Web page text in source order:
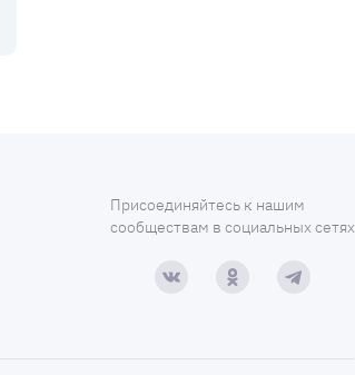
Присоединяйтесь к нашим
сообществам в социальных сетях